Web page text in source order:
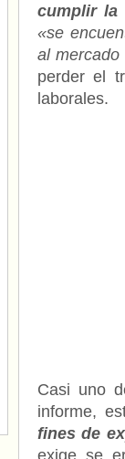
cumplir la
«se
al mercado
perder el
laborales.
Casi uno
informe,
fines de
exige se